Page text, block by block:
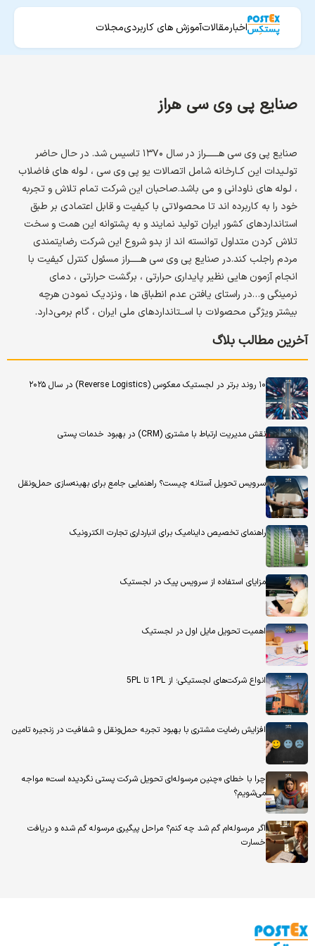
اخبارمقالاتآموزش های کاربردیمجلات
صنایع پی وی سی هراز
صنایع پی وی سی هــــــراز در سال ۱۳۷۰ تاسیس شد. در حال حاضر
تولـیدات این کـارخانه شامل اتصالات یو پی وی سی ، لـوله های فاضلاب
، لـوله های ناودانی و می باشد.صاحبان این شرکت تمام تلاش و تجربه
خود را به کاربرده اند تا محصولاتی با کیفیت و قابل اعتمادی بر طبق
استانداردهای کشور ایران تولید نمایند و به پشتوانه این همت و سخت
تلاش کردن متداول توانسته اند از بدو شروع این شرکت رضایتمندی
مردم راجلب کند.در صنایع پی وی سی هـــــراز مسئول کنترل کیفیت با
انجام آزمون هایی نظیر پایداری حرارتی ، برگشت حرارتی ، دمای
نرمینگی و…در راستای یافتن عدم انطباق ها ، ونزدیک نمودن هر‌چه
بیشتر ویژگی محصولات با اســتانداردهای ملی ایران ، گام برمی‌دارد.
آخرین مطالب بلاگ
۱۰ روند برتر در لجستیک معکوس (Reverse Logistics) در سال ۲۰۲۵
نقش مدیریت ارتباط با مشتری (CRM) در بهبود خدمات پستی
سرویس تحویل آستانه چیست؟ راهنمایی جامع برای بهینه‌سازی حمل‌ونقل
راهنمای تخصیص داینامیک برای انبارداری تجارت الکترونیک
مزایای استفاده از سرویس پیک در لجستیک
اهمیت تحویل مایل اول در لجستیک
انواع شرکت‌های لجستیکی؛ از 1PL تا 5PL
افزایش رضایت مشتری با بهبود تجربه حمل‌ونقل و شفافیت در زنجیره تامین
چرا با خطای «چنین مرسوله‌ای تحویل شرکت پستی نگردیده است» مواجه
می‌شویم؟
اگر مرسوله‌ام گم شد چه کنم؟ مراحل پیگیری مرسوله گم شده و دریافت
خسارت